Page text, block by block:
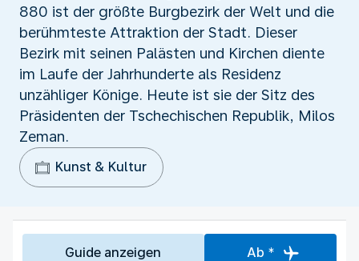
880 ist der größte Burgbezirk der Welt und die
berühmteste Attraktion der Stadt. Dieser
Bezirk mit seinen Palästen und Kirchen diente
im Laufe der Jahrhunderte als Residenz
unzähliger Könige. Heute ist sie der Sitz des
Präsidenten der Tschechischen Republik, Milos
Zeman.
Kunst & Kultur
Guide anzeigen Ab *